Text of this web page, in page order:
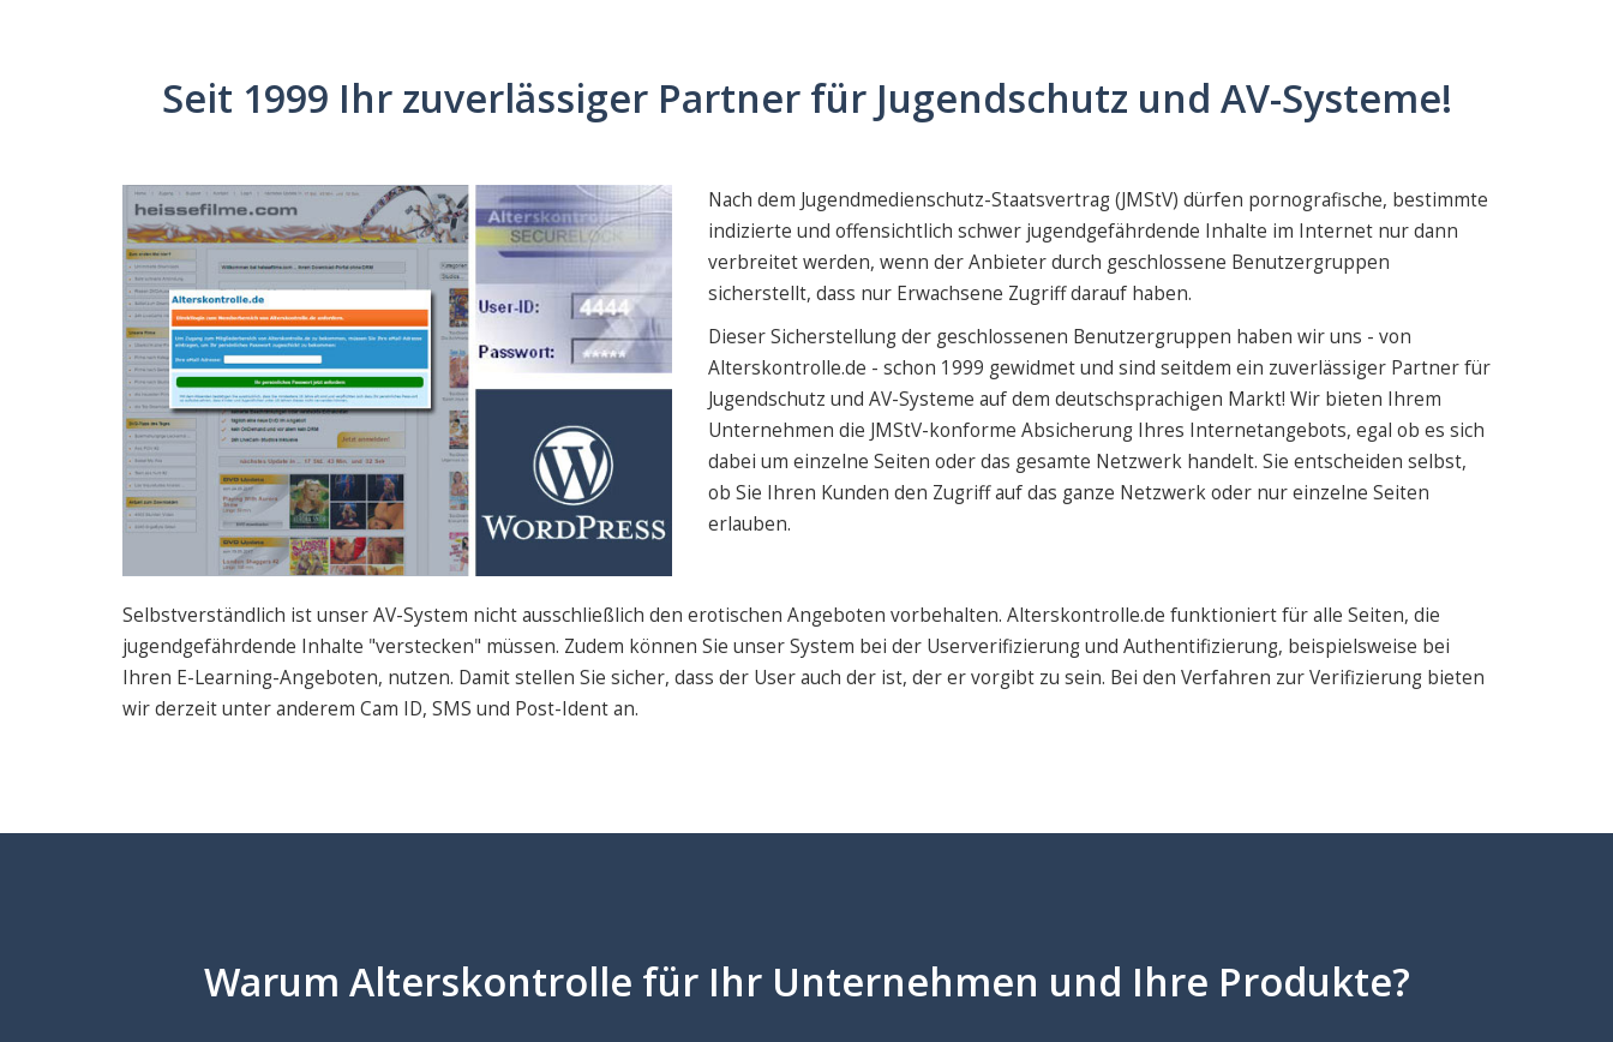
Seit 1999 Ihr zuverlässiger Partner für Jugendschutz und AV-Systeme!
Nach dem Jugendmedienschutz-Staatsvertrag (JMStV) dürfen pornografische, bestimmte
indizierte und offensichtlich schwer jugendgefährdende Inhalte im Internet nur dann
verbreitet werden, wenn der Anbieter durch geschlossene Benutzergruppen
sicherstellt, dass nur Erwachsene Zugriff darauf haben.
Dieser Sicherstellung der geschlossenen Benutzergruppen haben wir uns - von
Alterskontrolle.de - schon 1999 gewidmet und sind seitdem ein zuverlässiger Partner für
Jugendschutz und AV-Systeme auf dem deutschsprachigen Markt! Wir bieten Ihrem
Unternehmen die JMStV-konforme Absicherung Ihres Internetangebots, egal ob es sich
dabei um einzelne Seiten oder das gesamte Netzwerk handelt. Sie entscheiden selbst,
ob Sie Ihren Kunden den Zugriff auf das ganze Netzwerk oder nur einzelne Seiten
erlauben.
Selbstverständlich ist unser AV-System nicht ausschließlich den erotischen Angeboten vorbehalten. Alterskontrolle.de funktioniert für alle Seiten, die
jugendgefährdende Inhalte "verstecken" müssen. Zudem können Sie unser System bei der Userverifizierung und Authentifizierung, beispielsweise bei
Ihren E-Learning-Angeboten, nutzen. Damit stellen Sie sicher, dass der User auch der ist, der er vorgibt zu sein. Bei den Verfahren zur Verifizierung bieten
wir derzeit unter anderem Cam ID, SMS und Post-Ident an.
Warum Alterskontrolle für Ihr Unternehmen und Ihre Produkte?